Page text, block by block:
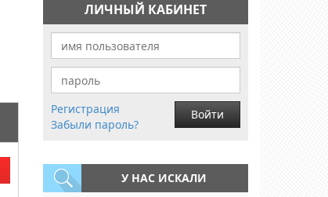
ЛИЧНЫЙ КАБИНЕТ
Регистрация
Забыли пароль?
Войти
У НАС ИСКАЛИ